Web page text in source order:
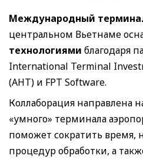
Международный
центральном Вьетнаме
технологиями благодаря
International Terminal
(AHT) и FPT Software.
Коллаборация направлена
«умного» терминала
поможет сократить время,
процедур обработки, а